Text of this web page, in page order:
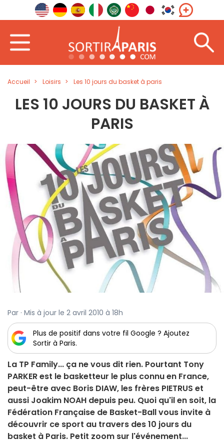
Accueil Loisirs Les 10 jours du basket à paris
LES 10 JOURS DU BASKET À
PARIS
Par · Mis à jour le 2 avril 2010 à 18h
Plus de positif dans votre fil Google ? Ajoutez
Sortir à Paris.
La TP Family... ça ne vous dit rien. Pourtant Tony
PARKER est le basketteur le plus connu en France,
peut-être avec Boris DIAW, les frères PIETRUS et
aussi Joakim NOAH depuis peu. Quoi qu'il en soit, la
Fédération Française de Basket-Ball vous invite à
découvrir ce sport au travers des 10 jours du
basket à Paris. Petit zoom sur l'événement...